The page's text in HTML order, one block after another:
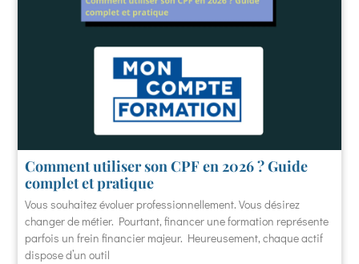
Comment utiliser son CPF en 2026 ? Guide
complet et pratique
Vous souhaitez évoluer professionnellement. Vous désirez
changer de métier. Pourtant, financer une formation représente
parfois un frein financier majeur. Heureusement, chaque actif
dispose d’un outil